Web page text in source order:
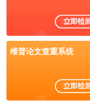
维普论文查重系统